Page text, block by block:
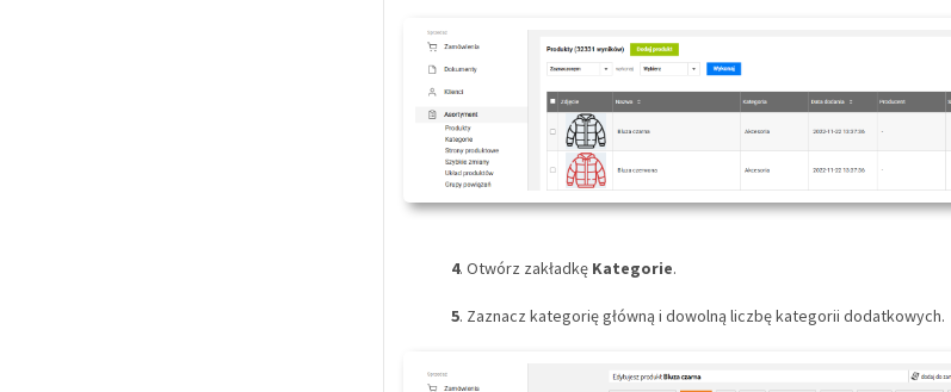
4. Otwórz zakładkę Kategorie.
5. Zaznacz kategorię główną i dowolną liczbę kategorii dodatkowych.